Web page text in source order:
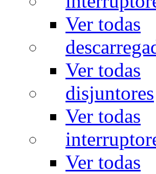
Ver todas
Ver todas
disjuntores
Ver todas
Ver todas